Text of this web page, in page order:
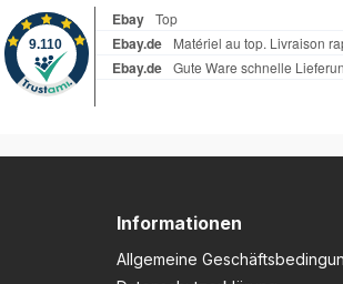
Informationen
Allgemeine